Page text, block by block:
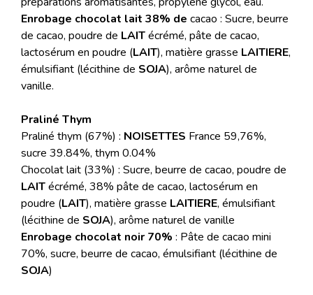
Enrobage chocolat lait 38% de cacao : Sucre, beurre
de cacao, poudre de LAITécrémé, pâte de cacao,
lactosérum en poudre (LAIT), matière grasse LAITIERE,
émulsifiant (lécithine de SOJA), arôme naturel de
vanille.
Praliné Thym
Praliné thym (67%) : NOISETTES France 59,76%,
sucre 39.84%, thym 0.04%
Chocolat lait (33%) : Sucre, beurre de cacao, poudre de
LAITécrémé, 38% pâte de cacao, lactosérum en
poudre (LAIT), matière grasse LAITIERE, émulsifiant
(lécithine de SOJA), arôme naturel de vanille
Enrobage chocolat noir 70% : Pâte de cacao mini
70%, sucre, beurre de cacao, émulsifiant (lécithine de
SOJA)